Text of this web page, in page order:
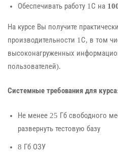
Обеспечивать работу 1С на
На курсе Вы получите
производительности 1С, в том
высоконагруженных
пользователей).
Системные требования для
Не менее 25 Гб свободного
развернуть тестовую базу
8 Гб ОЗУ